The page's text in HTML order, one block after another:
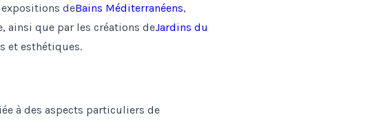
deBains Méditerranéens,
ainsi que par les créations deJardins du
et esthétiques.
à des aspects particuliers de